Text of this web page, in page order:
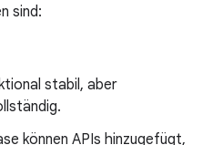
sind:
stabil, aber
können APIs hinzugefügt,